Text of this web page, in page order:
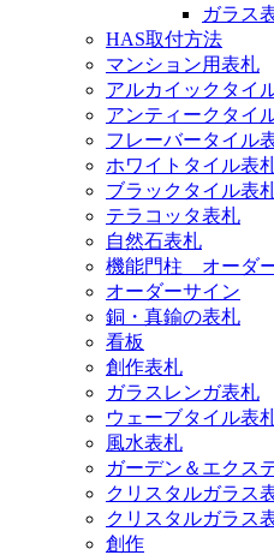
ガラス
HAS取付方法
マンション用表札
アルカイックタイ
アンティークタイ
フレーバータイル
ホワイトタイル表
ブラックタイル表
テラコッタ表札
自然石表札
機能門柱 オーダ
オーダーサイン
銅・真鍮の表札
看板
創作表札
ガラスレンガ表札
ウェーブタイル表
風水表札
ガーデン＆エクス
クリスタルガラス
クリスタルガラス
創作